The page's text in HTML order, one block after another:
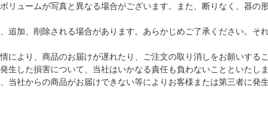
リュームが写真と異なる場合がございます。また、断りなく、器の
追加、削除される場合があります。あらかじめご了承ください。そ
により、商品のお届けが遅れたり、ご注文の取り消しをお願いする
生した損害について、当社はいかなる責任も負わないことといたしま
当社からの商品がお届けできない等によりお客様または第三者に発